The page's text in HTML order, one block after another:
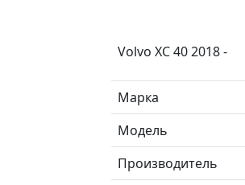
Volvo XC 40 2018 -
Марка
Модель
Производитель